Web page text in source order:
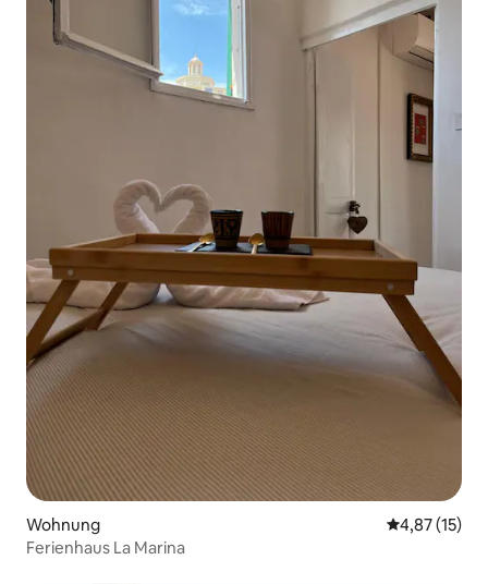
Wohnung
4,87 (15)
Ferienhaus La Marina